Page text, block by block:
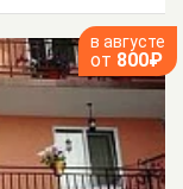
в августе
от 800₽